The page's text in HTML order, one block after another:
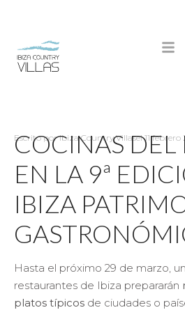
Escrito porIbiza Country Villasel11 febrero
COCINAS
EN LA 9ª
IBIZA
Hasta el próximo 29 de marzo,
restaurantes de Ibiza prepararán
platos típicos de ciudades o